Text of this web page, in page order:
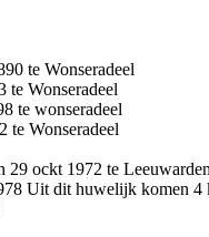
te Wonseradeel
te Wonseradeel
te wonseradeel
te Wonseradeel
29 ockt 1972 te
Uit dit huwelijk komen 4